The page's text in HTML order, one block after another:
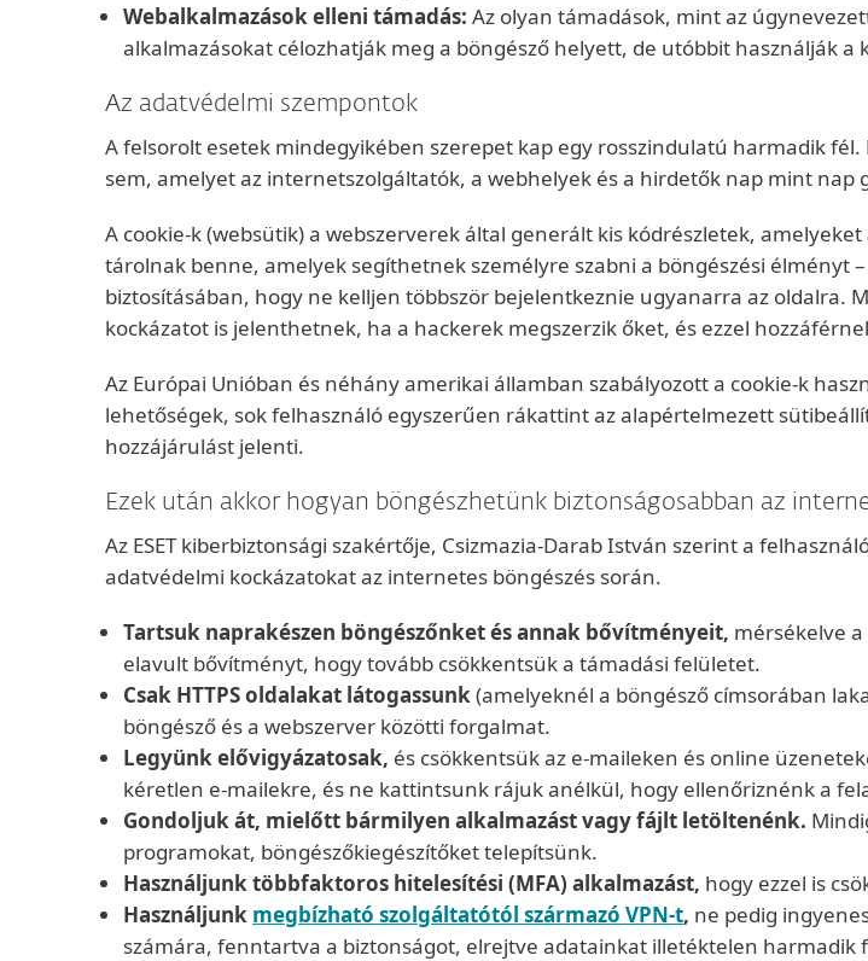
Webalkalmazások elleni támadás: Az olyan támadások, mint az
alkalmazásokat célozhatják meg a böngésző helyett, de utóbbit használják
Az adatvédelmi szempontok
A felsorolt esetek mindegyikében szerepet kap egy rosszindulatú harmadik
sem, amelyet az internetszolgáltatók, a webhelyek és a hirdetők nap mint
A cookie-k (websütik) a webszerverek által generált kis kódrészletek,
tárolnak benne, amelyek segíthetnek személyre szabni a böngészési
biztosításában, hogy ne kelljen többször bejelentkeznie ugyanarra az oldalra.
kockázatot is jelenthetnek, ha a hackerek megszerzik őket, és ezzel
Az Európai Unióban és néhány amerikai államban szabályozott a cookie-k
lehetőségek, sok felhasználó egyszerűen rákattint az alapértelmezett
hozzájárulást jelenti.
Ezek után akkor hogyan böngészhetünk biztonságosabban az
Az ESET kiberbiztonsági szakértője, Csizmazia-Darab István szerint a
adatvédelmi kockázatokat az internetes böngészés során.
Tartsuk naprakészen böngészőnket és annak bővítményeit, mérsékelve
elavult bővítményt, hogy tovább csökkentsük a támadási felületet.
Csak HTTPS oldalakat látogassunk(amelyeknél a böngésző címsorában
böngésző és a webszerver közötti forgalmat.
Legyünk elővigyázatosak, és csökkentsük az e-maileken és online
kéretlen e-mailekre, és ne kattintsunk rájuk anélkül, hogy ellenőriznénk a
Gondoljuk át, mielőtt bármilyen alkalmazást vagy fájlt letöltenénk.
programokat, böngészőkiegészítőket telepítsünk.
Használjunk többfaktoros hitelesítési (MFA) alkalmazást, hogy ezzel is
Használjunk megbízható szolgáltatótól származó VPN-t, ne pedig
számára, fenntartva a biztonságot, elrejtve adatainkat illetéktelen harmadik